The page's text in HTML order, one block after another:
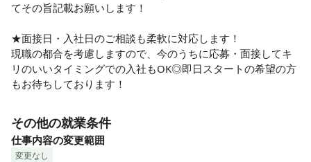
てその旨記載お願いします！
★面接日・入社日のご相談も柔軟に対応します！
現職の都合を考慮しますので、今のうちに応募・面接してキ
リのいいタイミングでの入社もOK◎即日スタートの希望の方
もお待ちしております！
その他の就業条件
仕事内容の変更範囲
変更なし